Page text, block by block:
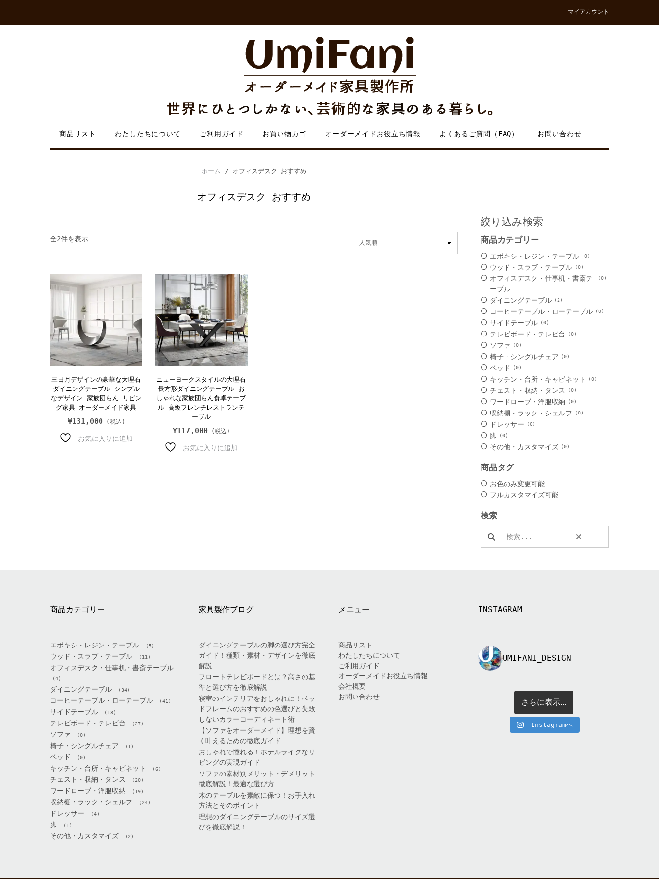
content
マイアカウント
商品リスト わたしたちについて ご利用ガイド お買い物カゴ オーダーメイドお役立ち情報 よくあるご質問（FAQ） お問い合わせ
ホーム / オフィスデスク おすすめ
オフィスデスク おすすめ
全2件を表示人
三日月デザインの豪華な大理石
ダイニングテーブル シンプル
なデザイン 家族団らん リビン
グ家具 オーダーメイド家具
¥131,000
お気に入りに追加
ニューヨークスタイルの大理石
長方形ダイニングテーブル お
しゃれな家族団らん食卓テーブ
ル 高級フレンチレストランテ
ーブル
¥117,000
お気に入りに追加
絞り込み検索
商品カテゴリー
エポキシ・レジン・テーブル 0
ウッド・スラブ・テーブル 0
オフィスデスク・仕事机・書斎テ
ーブル
0
ダイニングテーブル 2
コーヒーテーブル・ローテーブル 0
サイドテーブル 0
テレビボード・テレビ台 0
ソファ 0
椅子・シングルチェア 0
ベッド 0
キッチン・台所・キャビネット 0
チェスト・収納・タンス 0
ワードローブ・洋服収納 0
収納棚・ラック・シェルフ 0
ドレッサー 0
脚 0
その他・カスタマイズ 0
商品タグ
お色のみ変更可能
フルカスタマイズ可能
検索
Search products:
商品カテゴリー
エポキシ・レジン・テーブル (5)
ウッド・スラブ・テーブル (11)
オフィスデスク・仕事机・書斎テーブル
(4)
ダイニングテーブル (34)
コーヒーテーブル・ローテーブル (41)
サイドテーブル (18)
テレビボード・テレビ台 (27)
ソファ (0)
椅子・シングルチェア (1)
ベッド (0)
キッチン・台所・キャビネット (6)
チェスト・収納・タンス (20)
ワードローブ・洋服収納 (19)
収納棚・ラック・シェルフ (24)
ドレッサー (4)
脚 (1)
その他・カスタマイズ (2)
家具製作ブログ
ダイニングテーブルの脚の選び方完全
ガイド！種類・素材・デザインを徹底
解説
フロートテレビボードとは？高さの基
準と選び方を徹底解説
寝室のインテリアをおしゃれに！ベッ
ドフレームのおすすめの色選びと失敗
しないカラーコーディネート術
【ソファをオーダーメイド】理想を賢
く叶えるための徹底ガイド
おしゃれで憧れる！ホテルライクなリ
ビングの実現ガイド
ソファの素材別メリット・デメリット
徹底解説！最適な選び方
木のテーブルを素敵に保つ！お手入れ
方法とそのポイント
理想のダイニングテーブルのサイズ選
びを徹底解説！
メニュー
商品リスト
わたしたちについて
ご利用ガイド
オーダーメイドお役立ち情報
会社概要
お問い合わせ
INSTAGRAM
UMIFANI_DESIGN
さらに表示...
Instagramへ